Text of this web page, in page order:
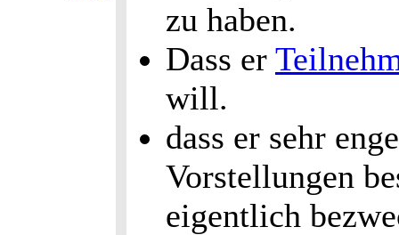
zu haben.
Dass er
will.
dass er sehr
Vorstellungen
eigentlich